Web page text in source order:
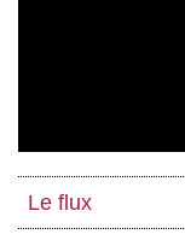
Le flux